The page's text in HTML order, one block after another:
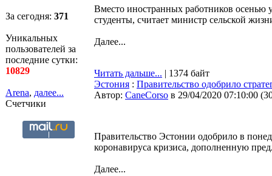
За сегодня: 371
Уникальных
пользователей за
последние сутки:
10829
Arena, далее...
Счетчики
Вместо иностранных работников осенью
студенты, считает министр сельской
Далее...
Читать дальше... | 1374 байт
Эстония : Правительство одобрило
Автор: CaneCorso в 29/04/2020 07:10:00 (
Правительство Эстонии одобрило в
коронавируса кризиса, дополненную
Далее...